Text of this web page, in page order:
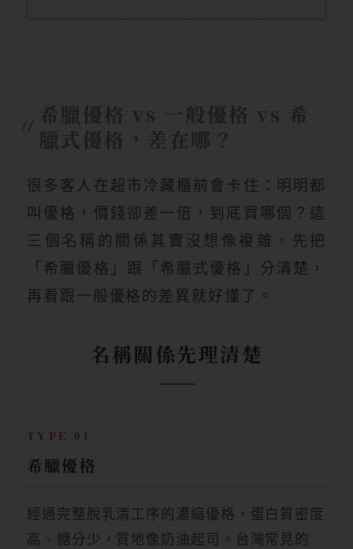
// 希臘優格 vs 一般優格 vs 希
臘式優格，差在哪？
很多客人在超市冷藏櫃前會卡住：明明都
叫優格，價錢卻差一倍，到底買哪個？這
三個名稱的關係其實沒想像複雜，先把
「希臘優格」跟「希臘式優格」分清楚，
再看跟一般優格的差異就好懂了。
名稱關係先理清楚
TYPE 01
希臘優格
經過完整脫乳清工序的濃縮優格，蛋白質密度
高、糖分少，質地像奶油起司。台灣常見的